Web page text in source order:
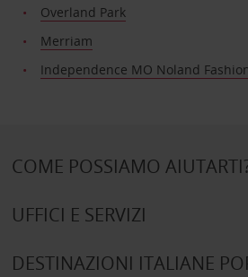
Overland Park
Merriam
Independence MO Noland
COME POSSIAMO
UFFICI E SERVIZI
DESTINAZIONI ITALIANE